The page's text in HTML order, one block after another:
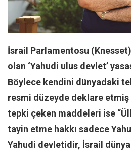
Facebook
Instagram
Editörden
Kemal Özer
Mahmut Toptaş
Yvonne Ridley
Barış Tarımcıoğlu
İsrail Parlamentosu
olan ‘Yahudi ulus devlet’
Böylece kendini dünyadaki
resmi düzeyde deklare etmiş
tepki çeken maddeleri ise
tayin etme hakkı sadece
Yahudi devletidir, İsrail